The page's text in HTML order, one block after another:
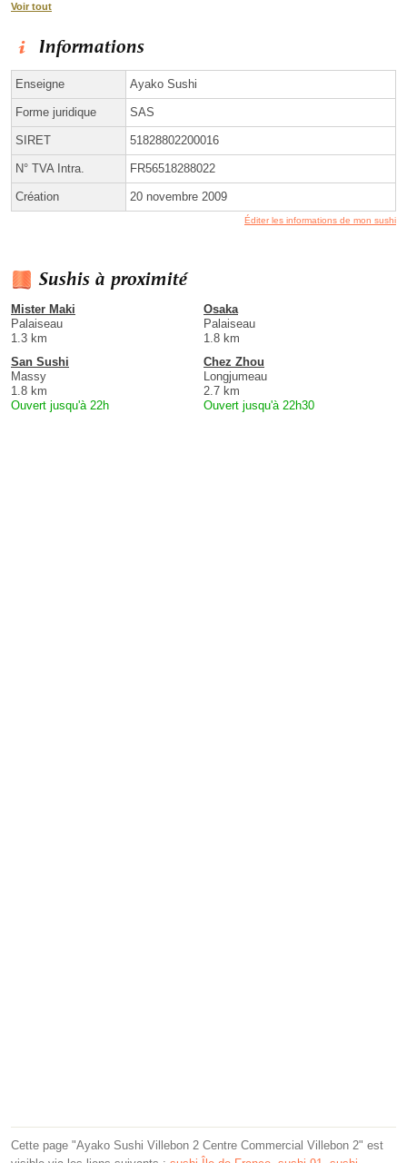
Voir tout
Informations
Enseigne Ayako Sushi
Forme juridique SAS
SIRET 51828802200016
N° TVA Intra. FR56518288022
Création 20 novembre 2009
Éditer les informations de mon sushi
Sushis à proximité
Mister Maki
Palaiseau
1.3 km
Osaka
Palaiseau
1.8 km
San Sushi
Massy
1.8 km
Ouvert jusqu'à 22h
Chez Zhou
Longjumeau
2.7 km
Ouvert jusqu'à 22h30
Cette page "Ayako Sushi Villebon 2 Centre Commercial Villebon 2" est